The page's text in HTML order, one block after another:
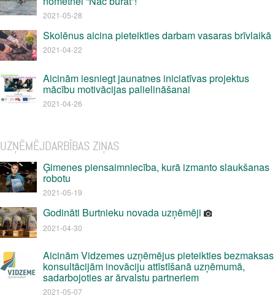
2021-05-28
Skolēnus aicina pieteikties darbam vasaras brīvlaikā
2021-04-22
Aicinām iesniegt jaunatnes iniciatīvas projektus
mācību motivācijas palielināšanai
2021-04-26
UZŅĒMĒJDARBĪBAS ZIŅAS
Ģimenes piensaimniecība, kurā izmanto slaukšanas
robotu
2021-05-19
Godināti Burtnieku novada uzņēmēji
2021-04-30
Aicinām Vidzemes uzņēmējus pieteikties bezmaksas
konsultācijām inovāciju attīstīšanā uzņēmumā,
sadarbojoties ar ārvalstu partneriem
2021-05-07